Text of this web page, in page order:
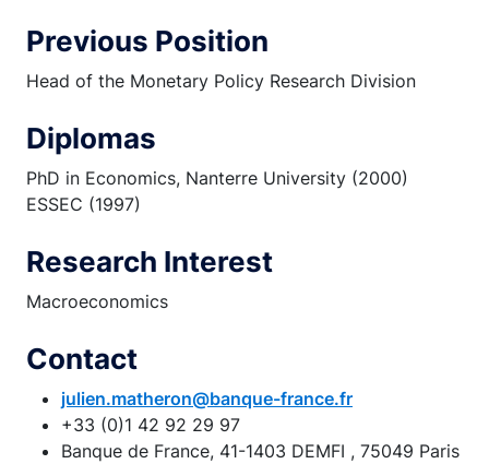
Previous Position
Head of the Monetary Policy Research Division
Diplomas
PhD in Economics, Nanterre University (2000)
ESSEC (1997)
Research Interest
Macroeconomics
Contact
julien.matheron@banque-france.fr
+33 (0)1 42 92 29 97
Banque de France, 41-1403 DEMFI , 75049 Paris